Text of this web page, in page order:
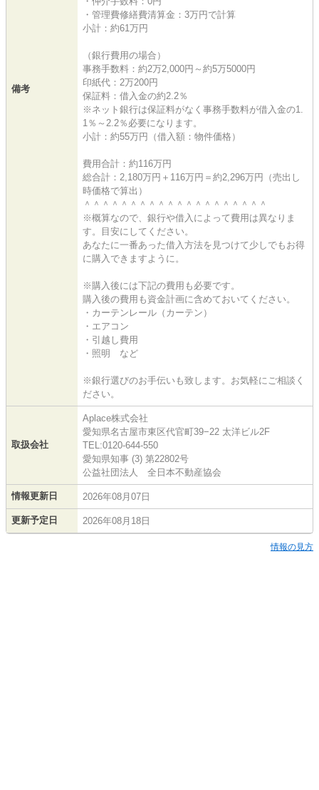
備考
・管理費修繕費清算金：3万円で計算
小計：約61万円
（銀行費用の場合）
事務手数料：約2万2,000円～約5万5000円
印紙代：2万200円
保証料：借入金の約2.2％
※ネット銀行は保証料がなく事務手数料が借入金の1.
1％～2.2％必要になります。
小計：約55万円（借入額：物件価格）
費用合計：約116万円
総合計：2,180万円＋116万円＝約2,296万円（売出し
時価格で算出）
＾＾＾＾＾＾＾＾＾＾＾＾＾＾＾＾＾＾＾＾
※概算なので、銀行や借入によって費用は異なりま
す。目安にしてください。
あなたに一番あった借入方法を見つけて少しでもお得
に購入できますように。
※購入後には下記の費用も必要です。
購入後の費用も資金計画に含めておいてください。
・カーテンレール（カーテン）
・エアコン
・引越し費用
・照明 など
※銀行選びのお手伝いも致します。お気軽にご相談く
ださい。
取扱会社
Aplace株式会社
愛知県名古屋市東区代官町39−22 太洋ビル2F
TEL:0120-644-550
愛知県知事 (3) 第22802号
公益社団法人 全日本不動産協会
情報更新日 2026年08月07日
更新予定日 2026年08月18日
情報の見方